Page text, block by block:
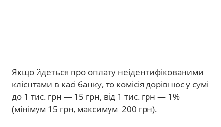
Якщо йдеться про оплату неідентифікованими
клієнтами в касі банку, то комісія дорівнює у сумі
до 1 тис. грн — 15 грн, від 1 тис. грн — 1%
(мінімум 15 грн, максимум 200 грн).